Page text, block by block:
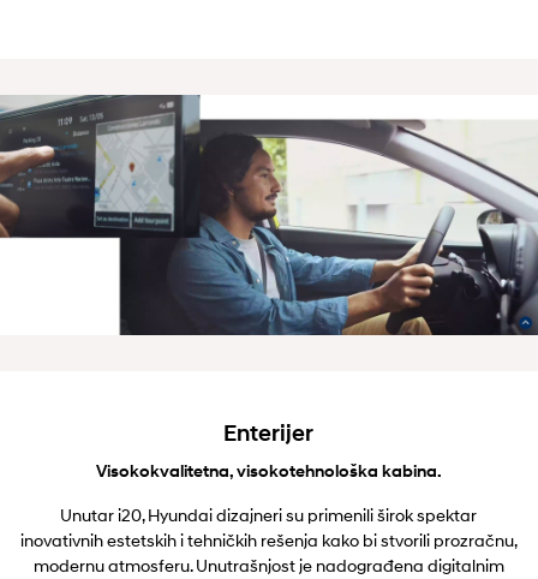
Enterijer
Visokokvalitetna, visokotehnološka kabina.
Unutar i20, Hyundai dizajneri su primenili širok spektar
inovativnih estetskih i tehničkih rešenja kako bi stvorili prozračnu,
modernu atmosferu. Unutrašnjost je nadograđena digitalnim